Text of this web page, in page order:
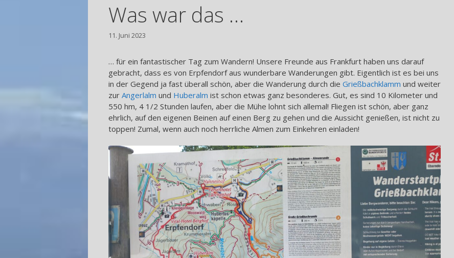
Was war das …
11. Juni 2023
… für ein fantastischer Tag zum Wandern! Unsere Freunde aus Frankfurt haben uns darauf
gebracht, dass es von Erpfendorf aus wunderbare Wanderungen gibt. Eigentlich ist es bei uns
in der Gegend ja fast überall schön, aber die Wanderung durch die Grießbachklamm und weiter
zur Angerlalm und Huberalm ist schon etwas ganz besonderes. Gut, es sind 10 Kilometer und
550 hm, 4 1/2 Stunden laufen, aber die Mühe lohnt sich allemal! Fliegen ist schön, aber ganz
ehrlich, auf den eigenen Beinen auf einen Berg zu gehen und die Aussicht genießen, ist nicht zu
toppen! Zumal, wenn auch noch herrliche Almen zum Einkehren einladen!